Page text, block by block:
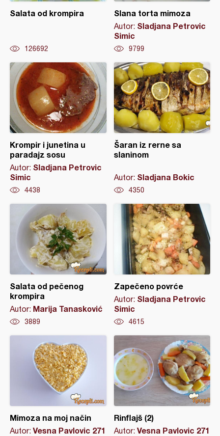
Salata od krompira
126692
Slana torta mimoza
Autor: Sladjana Petrovic
Simic
9799
Krompir i junetina u
paradajz sosu
Autor: Sladjana Petrovic
Simic
4438
Šaran iz rerne sa
slaninom
Autor: Sladjana Bokic
4350
Salata od pečenog
krompira
Autor: Marija Tanasković
3889
Zapečeno povrće
Autor: Sladjana Petrovic
Simic
4615
Mimoza na moj način
Autor: Vesna Pavlovic 271
Rinflajš (2)
Autor: Vesna Pavlovic 271